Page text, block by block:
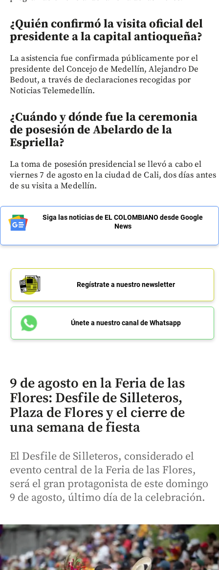
¿Quién confirmó la visita oficial del
presidente a la capital antioqueña?
La asistencia fue confirmada públicamente por el
presidente del Concejo de Medellín, Alejandro De
Bedout, a través de declaraciones recogidas por
Noticias Telemedellín.
¿Cuándo y dónde fue la ceremonia
de posesión de Abelardo de la
Espriella?
La toma de posesión presidencial se llevó a cabo el
viernes 7 de agosto en la ciudad de Cali, dos días antes
de su visita a Medellín.
Siga las noticias de EL COLOMBIANO desde Google
News
Regístrate a nuestro newsletter
Únete a nuestro canal de Whatsapp
9 de agosto en la Feria de las
Flores: Desfile de Silleteros,
Plaza de Flores y el cierre de
una semana de fiesta
El Desfile de Silleteros, considerado el
evento central de la Feria de las Flores,
será el gran protagonista de este domingo
9 de agosto, último día de la celebración.